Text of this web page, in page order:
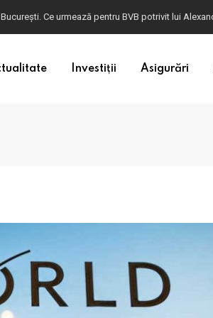
Dacă în România cele mai falsificate bancnote
Investiții Asigurări